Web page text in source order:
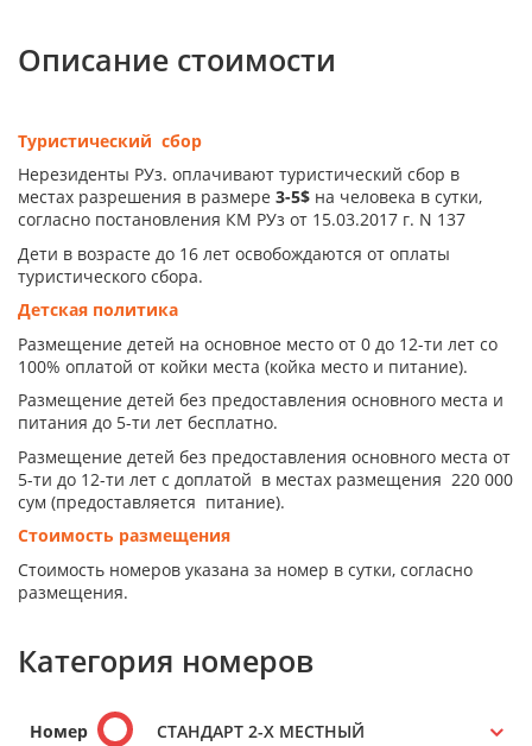
Описание стоимости
Туристический сбор
Нерезиденты РУз. оплачивают туристический сбор в
местах разрешения в размере 3-5$ на человека в сутки,
согласно постановления КМ РУз от 15.03.2017 г. N 137
Дети в возрасте до 16 лет освобождаются от оплаты
туристического сбора.
Детская политика
Размещение детей на основное место от 0 до 12-ти лет со
100% оплатой от койки места (койка место и питание).
Размещение детей без предоставления основного места и
питания до 5-ти лет бесплатно.
Размещение детей без предоставления основного места от
5-ти до 12-ти лет с доплатой в местах размещения 220 000
сум (предоставляется питание).
Стоимость размещения
Стоимость номеров указана за номер в сутки, согласно
размещения.
Категория номеров
Номер СТАНДАРТ 2-Х МЕСТНЫЙ